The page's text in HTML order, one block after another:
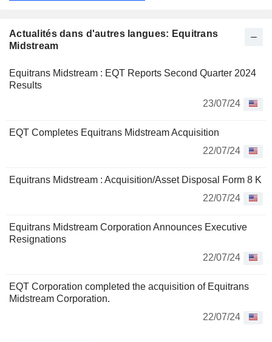
Actualités dans d'autres langues: Equitrans
Midstream
Equitrans Midstream : EQT Reports Second Quarter 2024
Results
23/07/24
EQT Completes Equitrans Midstream Acquisition
22/07/24
Equitrans Midstream : Acquisition/Asset Disposal Form 8 K
22/07/24
Equitrans Midstream Corporation Announces Executive
Resignations
22/07/24
EQT Corporation completed the acquisition of Equitrans
Midstream Corporation.
22/07/24